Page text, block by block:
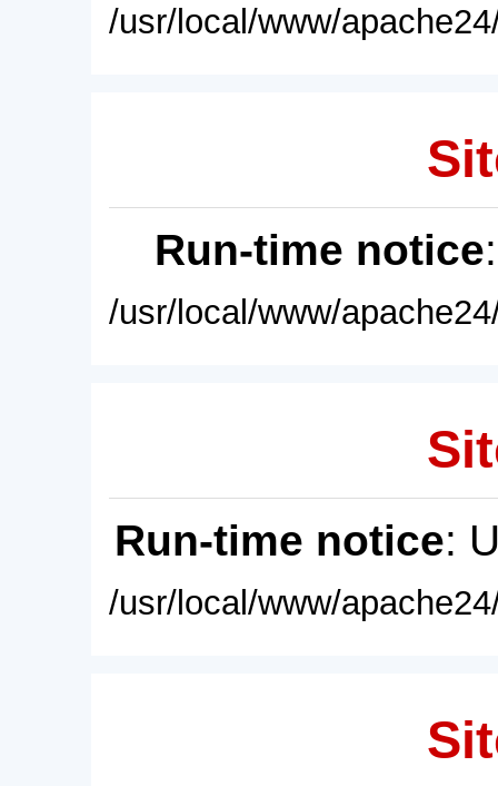
/usr/local/www/
Run-time notice
/usr/local/www/
Run-time notice:
/usr/local/www/